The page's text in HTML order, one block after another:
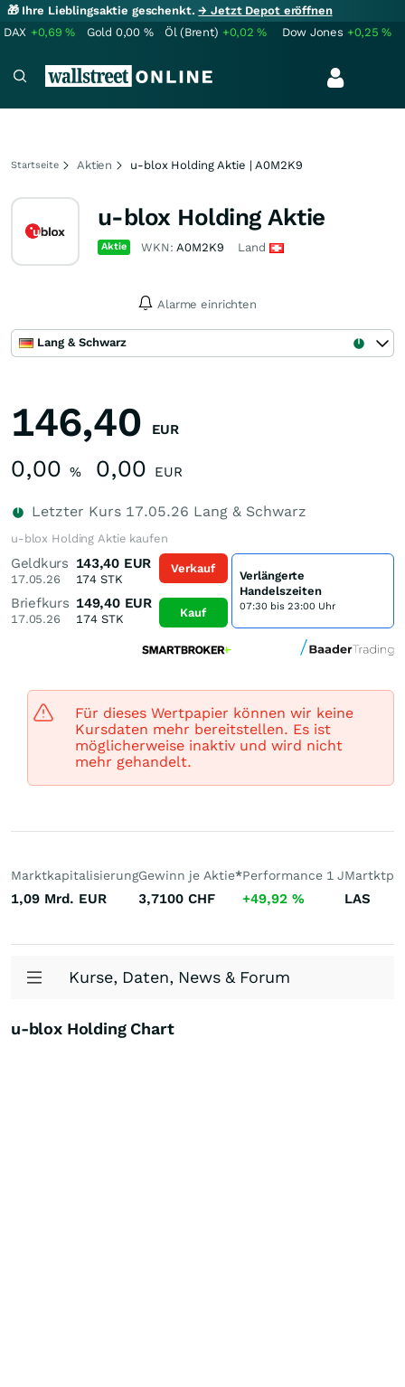
🎁 Ihre Lieblingsaktie geschenkt.→ Jetzt Depot eröffnen
DAX +0,69% Gold 0,00 % Öl (Brent) +0,02% Dow Jones +0,25%
Startseite Aktien u-blox Holding Aktie | A0M2K9
u-blox Holding Aktie
Aktie WKN:A0M2K9 Land
Alarme einrichten
Lang & Schwarz
146,40 EUR
0,00 % 0,00 EUR
Letzter Kurs 17.05.26 Lang & Schwarz
u-blox Holding Aktie kaufen
Geldkurs
17.05.26
143,40 EUR
174 STK
Briefkurs
17.05.26
149,40 EUR
174STK
Verkauf
Kauf
Verlängerte
Handelszeiten
07:30 bis 23:00 Uhr
Für dieses Wertpapier können wir keine
Kursdaten mehr bereitstellen. Es ist
möglicherweise inaktiv und wird nicht
mehr gehandelt.
Marktkapitalisierung
1,09 Mrd. EUR
Gewinn je Aktie*
3,7100 CHF
Performance 1 J
+49,92 % LAS
Kurse, Daten, News & Forum
u-blox Holding Chart